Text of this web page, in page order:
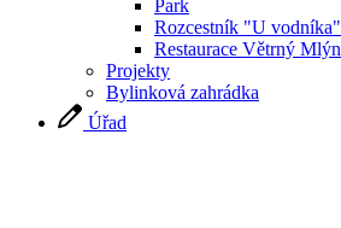
Park
Rozcestník "U vodníka"
Restaurace Větrný Mlýn
Projekty
Bylinková zahrádka
Úřad